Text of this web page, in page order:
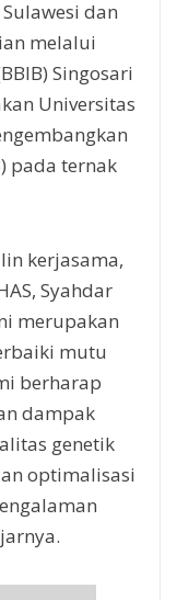
dan
melalui
Singosari
Universitas
pada ternak
kerjasama,
Syahdar
merupakan
mutu
berharap
dampak
genetik
optimalisasi